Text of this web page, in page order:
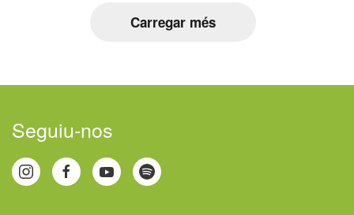
Carregar més
Seguiu-nos